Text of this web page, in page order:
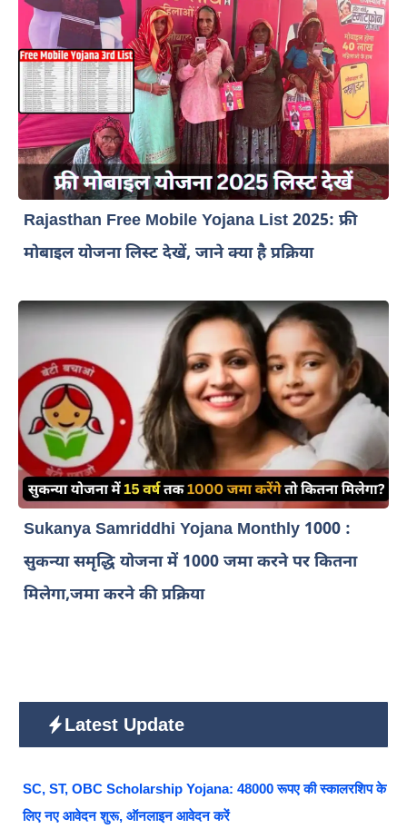
Rajasthan Free Mobile Yojana List 2025: फ्री
मोबाइल योजना लिस्ट देखें, जाने क्या है प्रक्रिया
Sukanya Samriddhi Yojana Monthly 1000 :
सुकन्या समृद्धि योजना में 1000 जमा करने पर कितना
मिलेगा,जमा करने की प्रक्रिया
Latest Update
SC, ST, OBC Scholarship Yojana: 48000 रूपए की स्कालरशिप के
लिए नए आवेदन शुरू, ऑनलाइन आवेदन करें